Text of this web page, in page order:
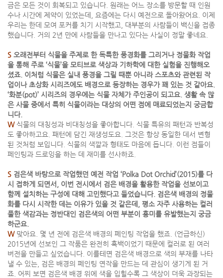
금은 모든 것이 회복되고 있습니다. 원래는 어느 장소를 방문할 때 인원
수나 시간에 제약이 있었는데, 요즘에는 다시 예전으로 돌아왔어요. 이제
우리는 한데 모여 포커를 치기 시작했고, 대부분의 사람들이 백신을 접종
했습니다. 거의 2년 만에 사람들을 만나고 있다는 사실이 정말 좋네요.
S 오래전부터 식물을 주제로 한 독특한 풍경화를 그리거나 정물화 작업
을 통해 주로 ‘식물’을 모티브로 색상과 기하학에 대한 실험을 진행해오
셨죠. 이처럼 식물은 실내 풍경을 그릴 때뿐 아니라 스포츠와 관련된 작
업이나 초상화 시리즈에도 배경으로 등장하는 경우가 꽤 있는 것 같아요.
‘화분(pot)’ 시리즈의 경우에는 식물 자체가 주인공이 되고요. 생활 속 많
은 사물 중에서 특히 식물이라는 대상의 어떤 점에 매료되었는지 궁금합
니다.
W식물의 대칭성과 비대칭성을 좋아합니다. 식물 특유의 패턴과 반복성
도 좋아하고요. 패턴에 담긴 재생성도요. 그것은 항상 동일한 데서 변형
된 것처럼 보입니다. 식물의 색깔과 형태도 마음에 듭니다. 이런 점들이
페인팅과 드로잉을 하는 데 재미를 선사하죠.
S 검은색 바탕으로 작업했던 예전 작업 ‘Polka Dot Orchid’(2015)를 다
시 접하게 되면서, 이번 전시에서 검은 배경을 활용한 작업을 선보이고
함께 설치하는 구성에 대해 고민했다고 들었습니다. 검은색 배경의 정물
화를 다시 시작한 데는 이유가 있을 것 같은데, 평소 자주 사용하는 컬러
풀한 색감과는 정반대인 검은색의 어떤 부분이 흥미를 유발했는지 궁금
하군요.
W맞아요. 몇 년 전에 검은색 배경의 페인팅 작업을 했죠. (언급하신)
2015년에 선보인 그 작품은 완전히 흑백이었기 때문에 컬러로 된 여러
버전을 만들고 싶었습니다. 이를테면 검은색 배경으로 색의 부재를 나타
낼 수 있는, 검은 배경의 페인팅 연작을 만드는 데 관심이 생기게 된 거
죠. 어찌 보면 검은색 배경 위에 색을 입힐수록 그 색상이 더욱 과장되는